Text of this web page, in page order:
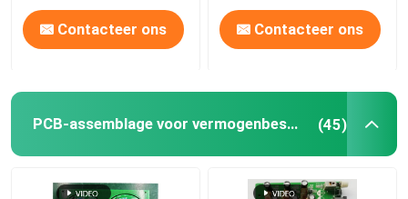
Contacteer ons Contacteer ons
PCB-assemblage voor vermogenbescherming (45)